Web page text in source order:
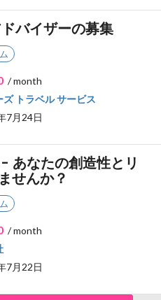
バイザーの募集
/ month
トラベル サービス
7月24日
あなたの創造性とリ
せんか？
/ month
7月22日